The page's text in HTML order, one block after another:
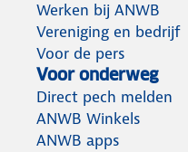
Werken bij ANWB
Vereniging en bedrijf
Voor de pers
Voor onderweg
Direct pech melden
ANWB Winkels
ANWB apps